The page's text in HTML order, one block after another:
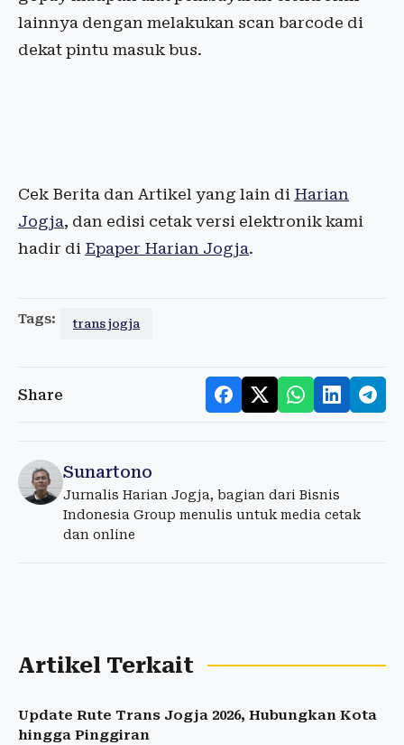
lainnya dengan melakukan scan barcode di
dekat pintu masuk bus.
Cek Berita dan Artikel yang lain di Harian
Jogja, dan edisi cetak versi elektronik kami
hadir di Epaper Harian Jogja.
Tags: trans jogja
Share
Sunartono
Jurnalis Harian Jogja, bagian dari Bisnis
Indonesia Group menulis untuk media cetak
dan online
Artikel Terkait
Update Rute Trans Jogja 2026, Hubungkan Kota
hingga Pinggiran